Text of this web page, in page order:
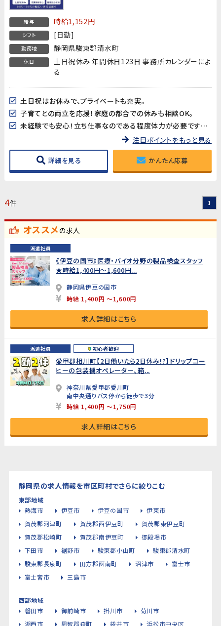
就業開始でなくてもOK!★
給与 時給1,152円
シフト [日勤]
勤務地 静岡県駿東郡清水町
休日
土日祝休み 年間休日123日 事務所カレンダーによ
る
土日祝はお休みで、プライベートも充実。
子育てとの両立を応援！家庭の都合での休みも相談OK。
未経験でも安心！立ち仕事なのである程度体力が必要ですが、資格や経験は一切不問です。
注目ポイントをもっと見る
詳細を見る かんたん応募
4件 1
オススメの求人
派遣社員
《伊豆の国市》医療・バイオ分野の製品検査スタッフ
★時給1,400円〜1,600円...
静岡県伊豆の国市
時給 1,400円 ～1,600円
求人詳細はこちら
派遣社員 初心者歓迎
愛甲郡相川町【2日働いたら2日休み!?】ドリップコー
ヒーの包装機オペレーター、箱...
神奈川県愛甲郡愛川町
南中央通りバス停から徒歩で3分
時給 1,400円 ～1,750円
求人詳細はこちら
静岡県の求人情報を市区町村でさらに絞りこむ
東部地域
熱海市
伊豆市 伊豆の国市
伊東市
賀茂郡河津町
賀茂郡西伊豆町
賀茂郡東伊豆町
賀茂郡松崎町
賀茂郡南伊豆町
御殿場市
下田市
裾野市 駿東郡小山町
駿東郡清水町
駿東郡長泉町
田方郡函南町 沼津市
富士市
富士宮市
三島市
西部地域
磐田市
御前崎市 掛川市
菊川市
湖西市
周智郡森町 袋井市 浜松市中央区